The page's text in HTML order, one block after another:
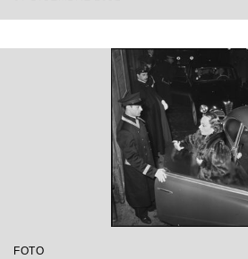
regia di Carl Ebert
FOTO